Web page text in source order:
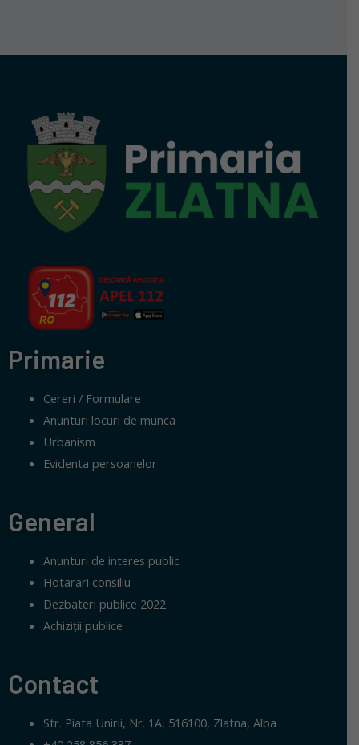
Primarie
Cereri / Formulare
Anunturi locuri de munca
Urbanism
Evidenta persoanelor
General
Anunturi de interes public
Hotarari consiliu
Dezbateri publice 2022
Achiziții publice
Contact
Str. Piata Unirii, Nr. 1A, 516100, Zlatna, Alba